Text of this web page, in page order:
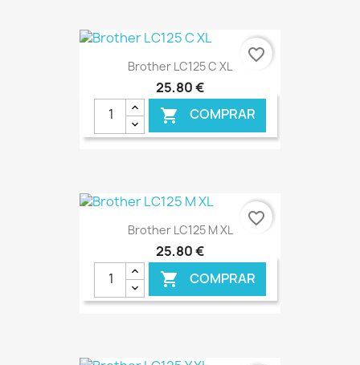
€ ONLINE
Brother LC125 C XL
25,80 €
 COMPRAR
€ ONLINE
favorite_border
Brother LC125 M XL
25,80 €
 COMPRAR
favorite_border